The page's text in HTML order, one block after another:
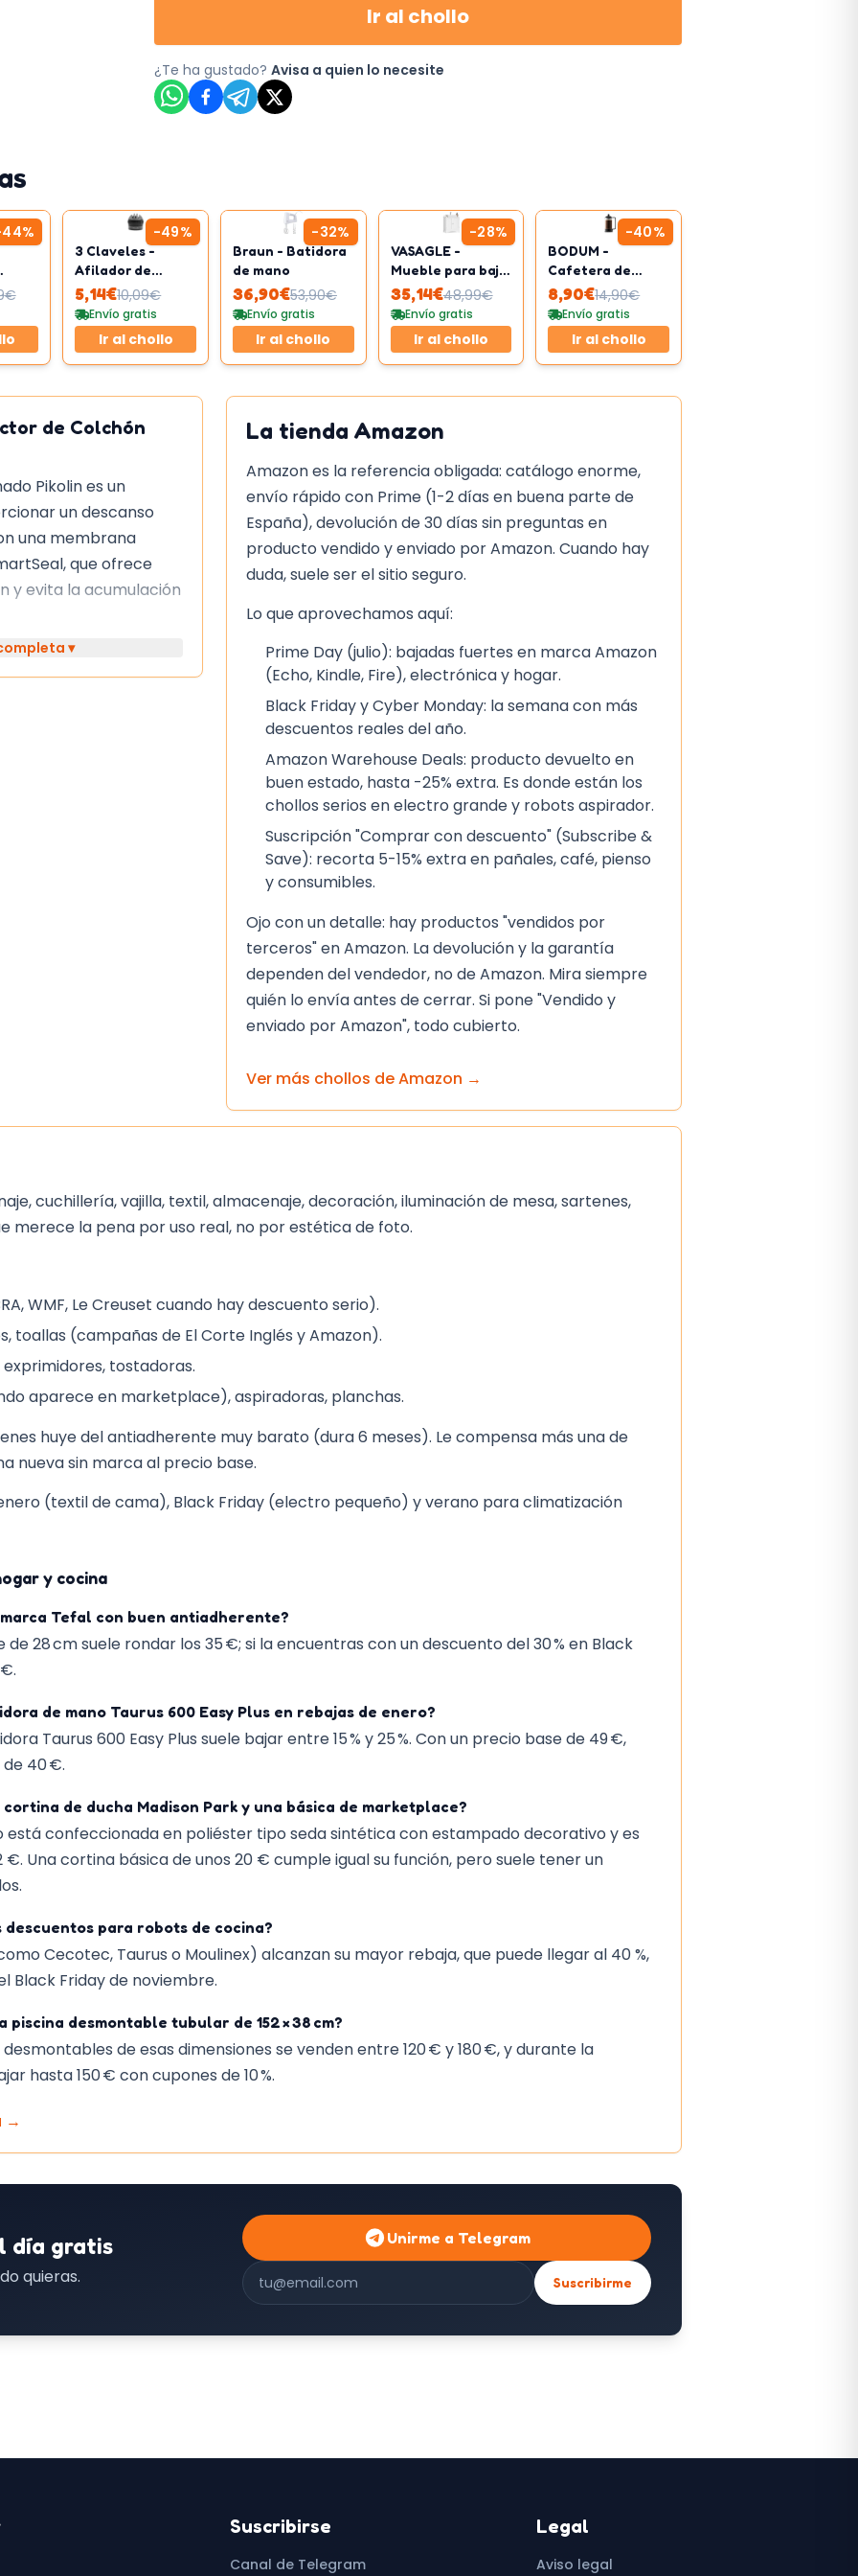
Ir al chollo
¿Te ha gustado?Avisa a quien lo necesite
44%
€
-49%
3 Claveles -
Afilador de
cuchillos con
ventosa
5,14€10,09€
Envío gratis
Ir al chollo
-32%
Braun - Batidora
de mano
36,90€53,90€
Envío gratis
Ir al chollo
-28%
VASAGLE -
Mueble para bajo
lavabo con 2
puertas
35,14€48,99€
Envío gratis
Ir al chollo
-40%
BODUM -
Cafetera de
pistón
8,90€14,90€
Envío gratis
Ir al chollo
de Colchón
Pikolin es un
un descanso
una membrana
que ofrece
y evita la acumulación
hueca siliconada
de confort y una
de alta calidad lo
y eficaz.
y limpieza lo hacen
comodidad y la
elección para
su colchón y
calidad.
▾
La tienda Amazon
Amazon es la referencia obligada: catálogo enorme,
envío rápido con Prime (1-2 días en buena parte de
España), devolución de 30 días sin preguntas en
producto vendido y enviado por Amazon. Cuando hay
duda, suele ser el sitio seguro.
Lo que aprovechamos aquí:
Prime Day (julio): bajadas fuertes en marca Amazon
(Echo, Kindle, Fire), electrónica y hogar.
Black Friday y Cyber Monday: la semana con más
descuentos reales del año.
Amazon Warehouse Deals: producto devuelto en
buen estado, hasta -25% extra. Es donde están los
chollos serios en electro grande y robots aspirador.
Suscripción "Comprar con descuento" (Subscribe &
Save): recorta 5-15% extra en pañales, café, pienso
y consumibles.
Ojo con un detalle: hay productos "vendidos por
terceros" en Amazon. La devolución y la garantía
dependen del vendedor, no de Amazon. Mira siempre
quién lo envía antes de cerrar. Si pone "Vendido y
enviado por Amazon", todo cubierto.
Ver más chollos deAmazon →
cuchillería, vajilla, textil, almacenaje, decoración, iluminación de mesa, sartenes,
merece la pena por uso real, no por estética de foto.
WMF, Le Creuset cuando hay descuento serio).
toallas (campañas de El Corte Inglés y Amazon).
tostadoras.
aparece en marketplace), aspiradoras, planchas.
huye del antiadherente muy barato (dura 6 meses). Le compensa más una de
nueva sin marca al precio base.
(textil de cama), Black Friday (electro pequeño) y verano para climatización
y cocina
Tefal con buen antiadherente?
28 cm suele rondar los 35 €; si la encuentras con un descuento del 30 % en Black
de mano Taurus 600 Easy Plus en rebajas de enero?
Taurus 600 Easy Plus suele bajar entre 15 % y 25 %. Con un precio base de 49 €,
40 €.
de ducha Madison Park y una básica de marketplace?
está confeccionada en poliéster tipo seda sintética con estampado decorativo y es
€. Una cortina básica de unos 20 € cumple igual su función, pero suele tener un
para robots de cocina?
Cecotec, Taurus o Moulinex) alcanzan su mayor rebaja, que puede llegar al 40 %,
Black Friday de noviembre.
piscina desmontable tubular de 152 × 38 cm?
de esas dimensiones se venden entre 120 € y 180 €, y durante la
hasta 150 € con cupones de 10 %.
→
día gratis
quieras.
Unirme a Telegram
Correo electrónico
Suscribirme
Suscribirse
Canal de Telegram
Legal
Aviso legal